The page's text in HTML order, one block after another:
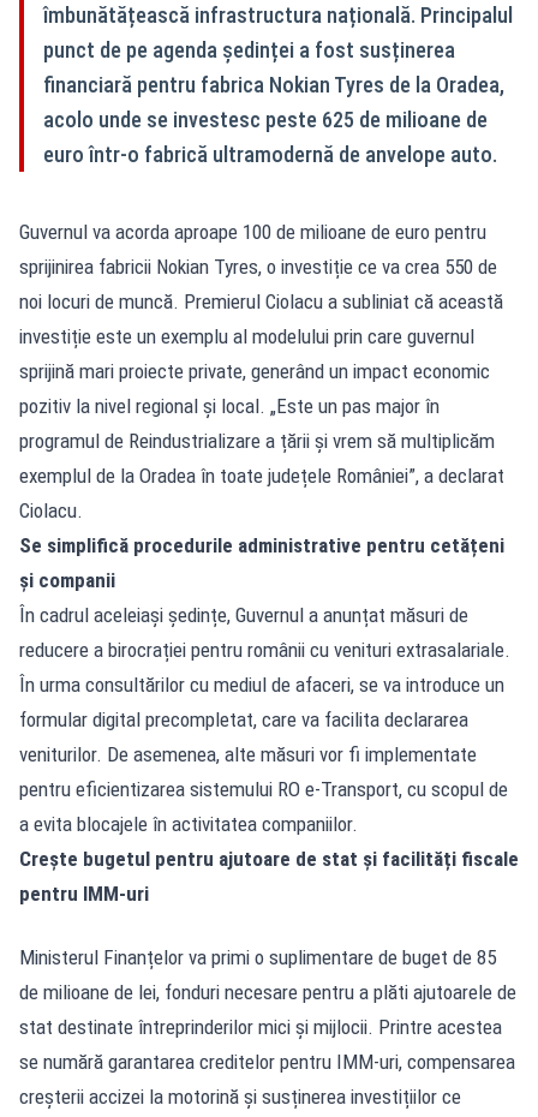
îmbunătățească infrastructura națională. Principalul
punct de pe agenda ședinței a fost susținerea
financiară pentru fabrica Nokian Tyres de la Oradea,
acolo unde se investesc peste 625 de milioane de
euro într-o fabrică ultramodernă de anvelope auto.
Guvernul va acorda aproape 100 de milioane de euro pentru
sprijinirea fabricii Nokian Tyres, o investiție ce va crea 550 de
noi locuri de muncă. Premierul Ciolacu a subliniat că această
investiție este un exemplu al modelului prin care guvernul
sprijină mari proiecte private, generând un impact economic
pozitiv la nivel regional și local. „Este un pas major în
programul de Reindustrializare a țării și vrem să multiplicăm
exemplul de la Oradea în toate județele României”, a declarat
Ciolacu.
Se simplifică procedurile administrative pentru cetățeni
și companii
În cadrul aceleiași ședințe, Guvernul a anunțat măsuri de
reducere a birocrației pentru românii cu venituri extrasalariale.
În urma consultărilor cu mediul de afaceri, se va introduce un
formular digital precompletat, care va facilita declararea
veniturilor. De asemenea, alte măsuri vor fi implementate
pentru eficientizarea sistemului RO e-Transport, cu scopul de
a evita blocajele în activitatea companiilor.
Crește bugetul pentru ajutoare de stat și facilități fiscale
pentru IMM-uri
Ministerul Finanțelor va primi o suplimentare de buget de 85
de milioane de lei, fonduri necesare pentru a plăti ajutoarele de
stat destinate întreprinderilor mici și mijlocii. Printre acestea
se numără garantarea creditelor pentru IMM-uri, compensarea
creșterii accizei la motorină și susținerea investițiilor ce